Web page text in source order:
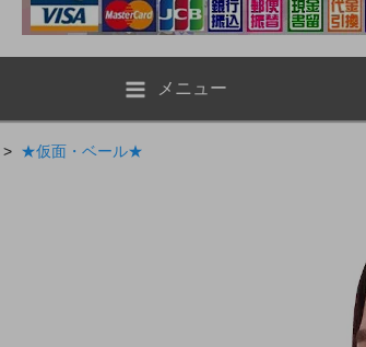
メニュー
> ★仮面・ベール★